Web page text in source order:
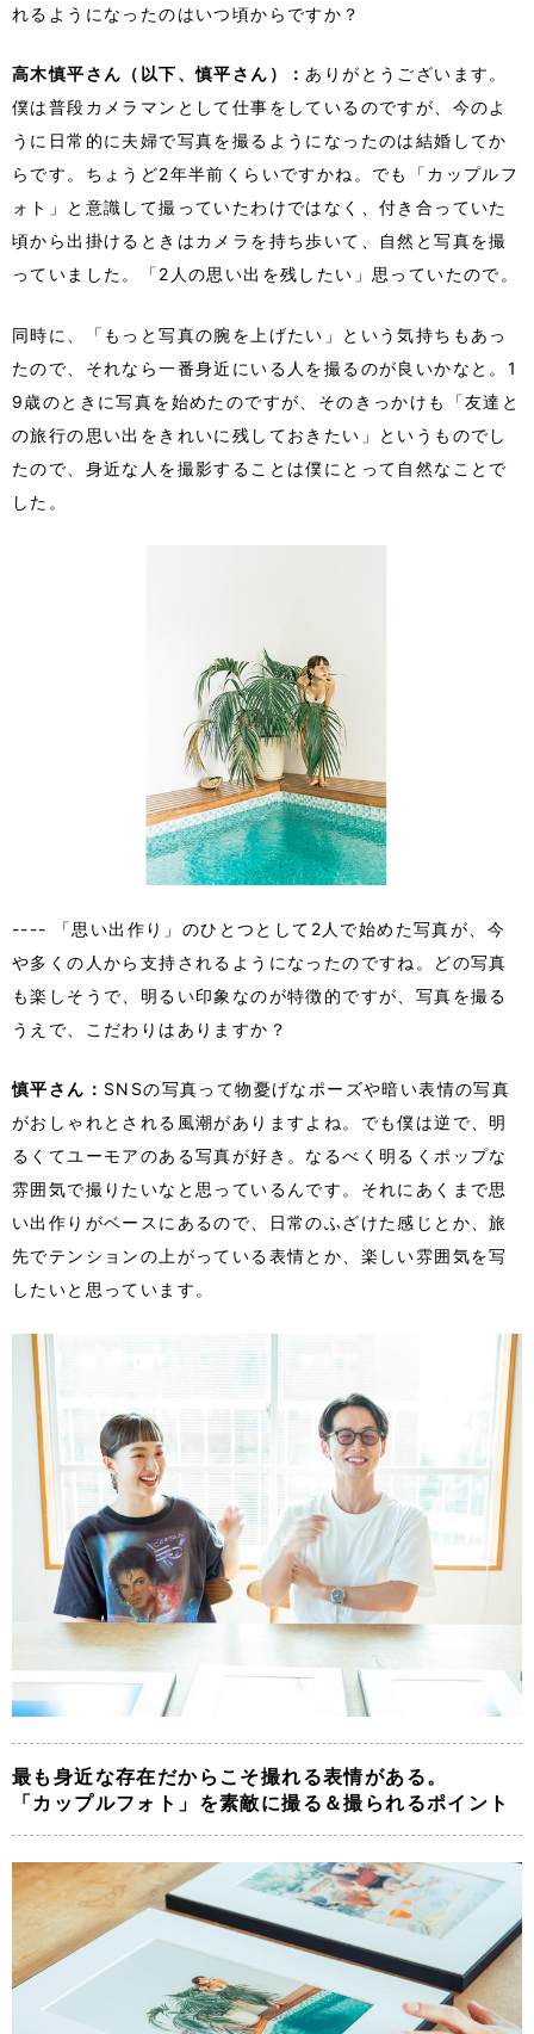
れるようになったのはいつ頃からですか？
高木慎平さん（以下、慎平さん）： ありがとうございます。
僕は普段カメラマンとして仕事をしているのですが、今のよ
うに日常的に夫婦で写真を撮るようになったのは結婚してか
らです。ちょうど2年半前くらいですかね。でも「カップルフ
ォト」と意識して撮っていたわけではなく、付き合っていた
頃から出掛けるときはカメラを持ち歩いて、自然と写真を撮
っていました。「2人の思い出を残したい」思っていたので。
同時に、「もっと写真の腕を上げたい」という気持ちもあっ
たので、それなら一番身近にいる人を撮るのが良いかなと。1
9歳のときに写真を始めたのですが、そのきっかけも「友達と
の旅行の思い出をきれいに残しておきたい」というものでし
たので、身近な人を撮影することは僕にとって自然なことで
した。
---- 「思い出作り」のひとつとして2人で始めた写真が、今
や多くの人から支持されるようになったのですね。どの写真
も楽しそうで、明るい印象なのが特徴的ですが、写真を撮る
うえで、こだわりはありますか？
慎平さん： SNSの写真って物憂げなポーズや暗い表情の写真
がおしゃれとされる風潮がありますよね。でも僕は逆で、明
るくてユーモアのある写真が好き。なるべく明るくポップな
雰囲気で撮りたいなと思っているんです。それにあくまで思
い出作りがベースにあるので、日常のふざけた感じとか、旅
先でテンションの上がっている表情とか、楽しい雰囲気を写
したいと思っています。
最も身近な存在だからこそ撮れる表情がある。
「カップルフォト」を素敵に撮る＆撮られるポイント